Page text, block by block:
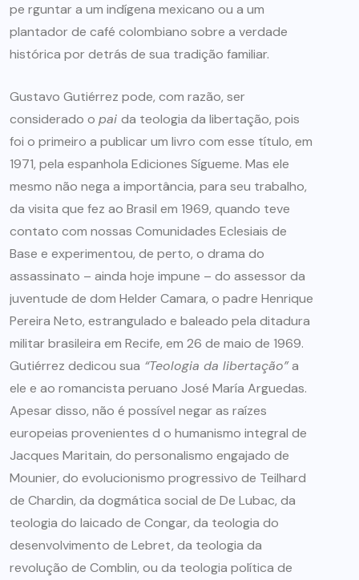
pe rguntar a um indígena mexicano ou a um
plantador de café colombiano sobre a verdade
histórica por detrás de sua tradição familiar.
Gustavo Gutiérrez pode, com razão, ser
considerado o pai da teologia da libertação, pois
foi o primeiro a publicar um livro com esse título, em
1971, pela espanhola Ediciones Sígueme. Mas ele
mesmo não nega a importância, para seu trabalho,
da visita que fez ao Brasil em 1969, quando teve
contato com nossas Comunidades Eclesiais de
Base e experimentou, de perto, o drama do
assassinato – ainda hoje impune – do assessor da
juventude de dom Helder Camara, o padre Henrique
Pereira Neto, estrangulado e baleado pela ditadura
militar brasileira em Recife, em 26 de maio de 1969.
Gutiérrez dedicou sua “Teologia da libertação”a
ele e ao romancista peruano José María Arguedas.
Apesar disso, não é possível negar as raízes
europeias provenientes d o humanismo integral de
Jacques Maritain, do personalismo engajado de
Mounier, do evolucionismo progressivo de Teilhard
de Chardin, da dogmática social de De Lubac, da
teologia do laicado de Congar, da teologia do
desenvolvimento de Lebret, da teologia da
revolução de Comblin, ou da teologia política de